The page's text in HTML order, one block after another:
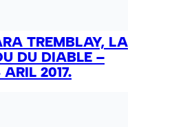
TREMBLAY, LA
DU DIABLE –
2017.